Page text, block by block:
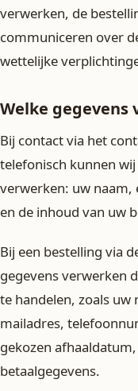
verwerken, de
communiceren over
wettelijke
Welke gegevens
Bij contact via het
telefonisch kunnen
verwerken: uw
en de inhoud van uw
Bij een bestelling via
gegevens verwerken
te handelen, zoals uw
mailadres,
gekozen
betaalgegevens.